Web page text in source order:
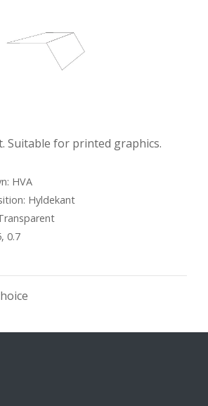
Suitable for printed graphics.
HVA
Hyldekant
0.7